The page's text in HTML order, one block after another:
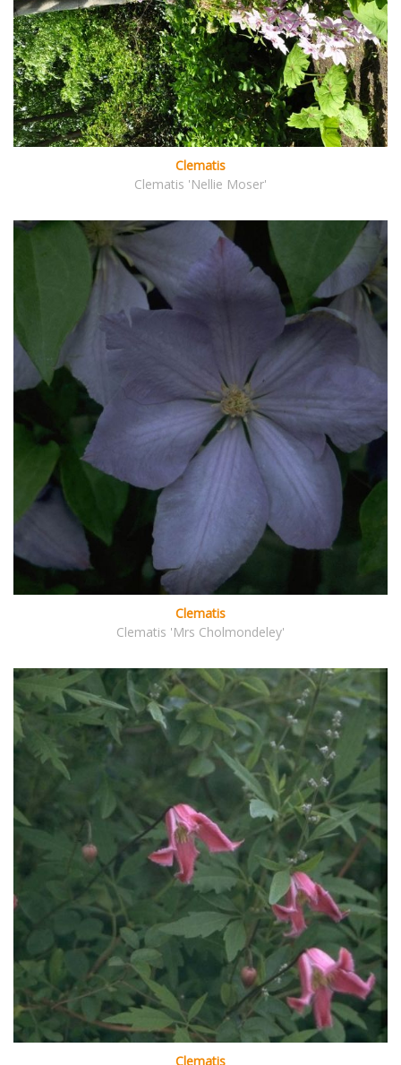
Clematis
Clematis 'Nellie Moser'
Clematis
Clematis 'Mrs Cholmondeley'
Clematis